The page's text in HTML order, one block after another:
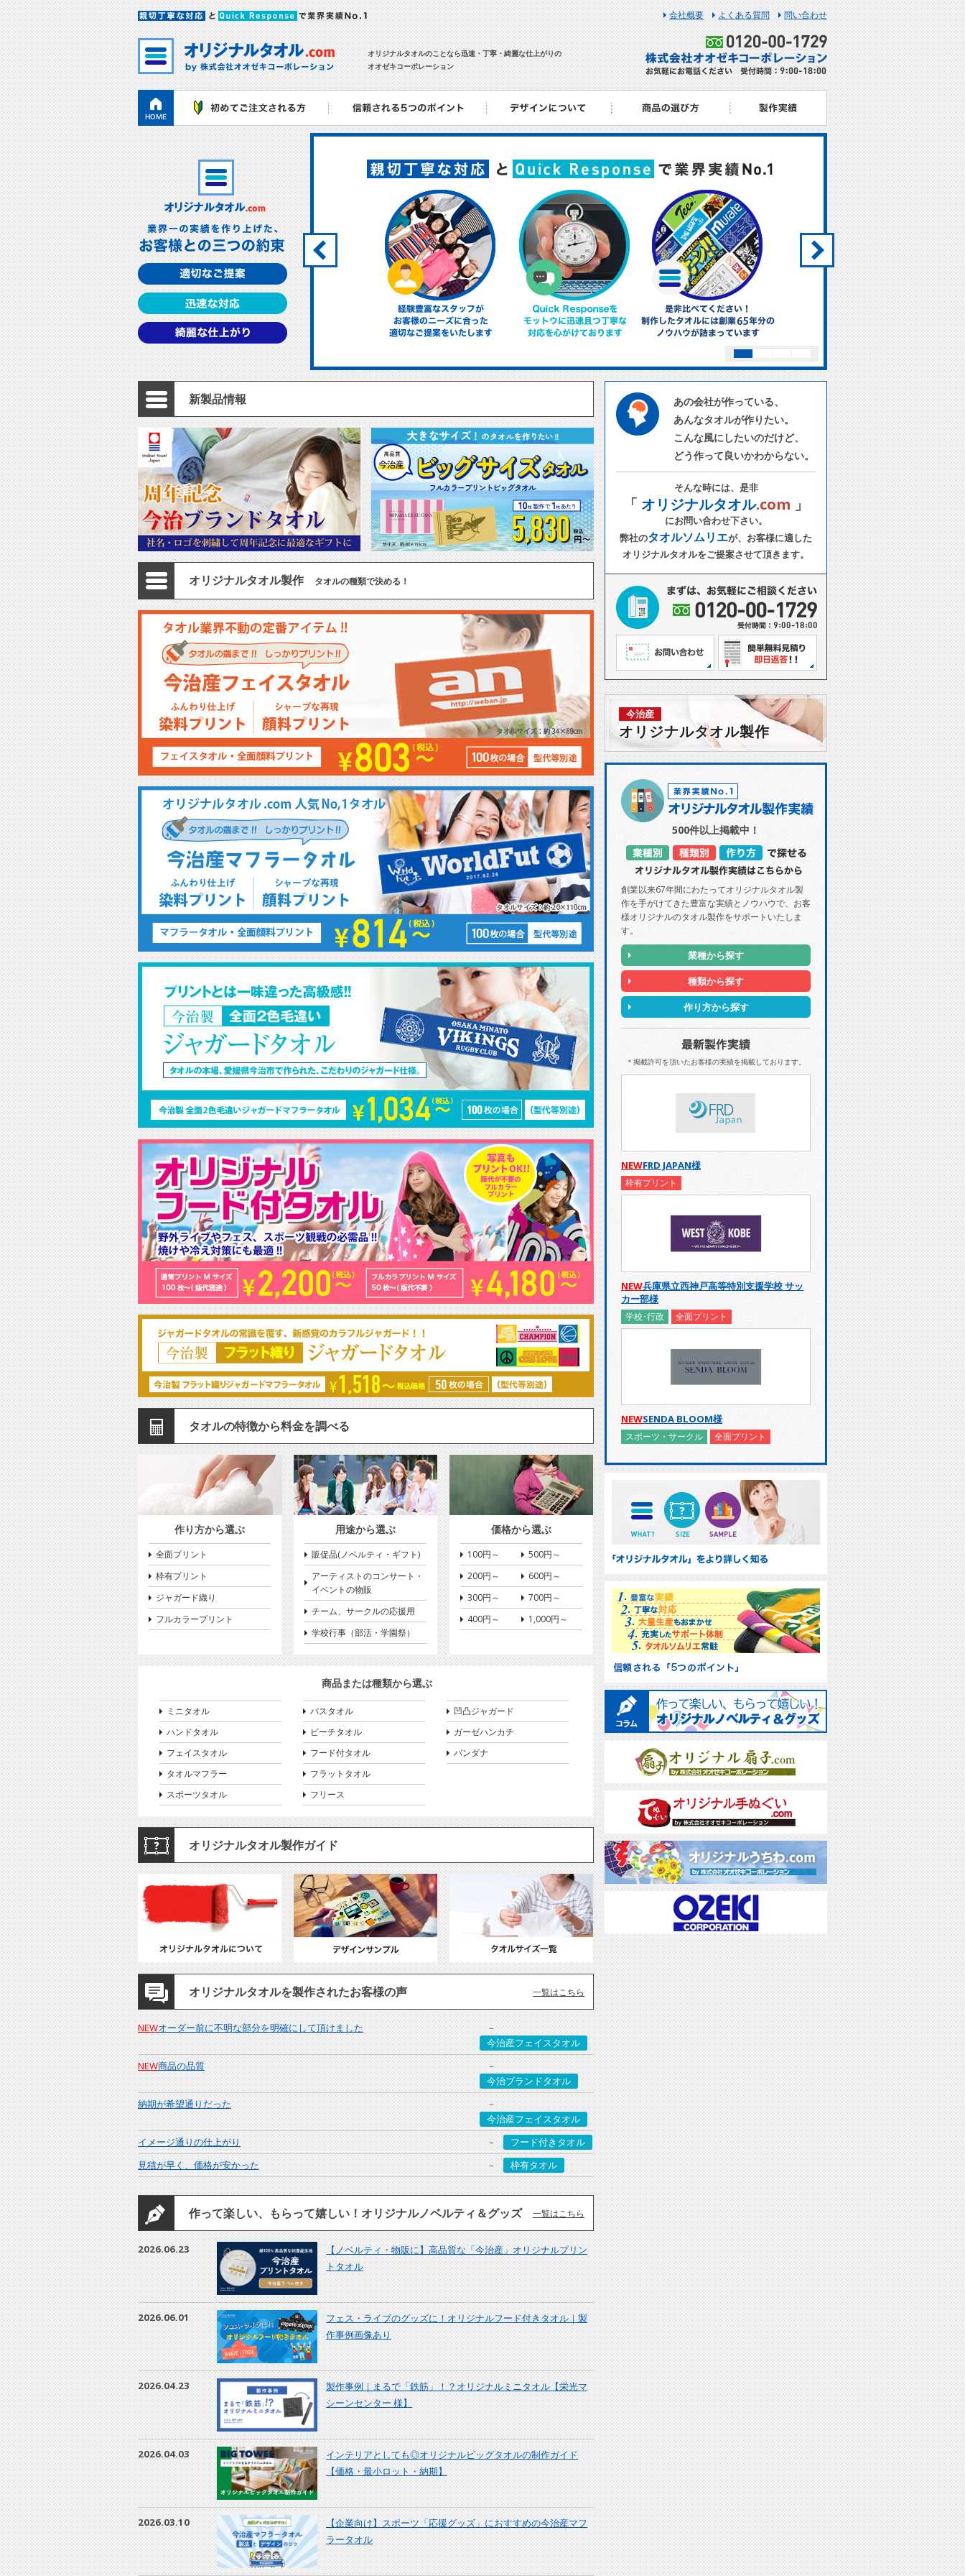
オリジナルタオルのことなら迅速・丁寧・綺麗な仕上がりの
オオゼキコーポレーション
問い合わせ
よくある質問
会社概要
あの会社が作っている、
あんなタオルが作りたい。
こんな風にしたいのだけど、
どう作って良いかわからない。
そんな時には、是非
「 オリジナルタオル.com 」
にお問い合わせ下さい。
弊社のタオルソムリエが、お客様に適した
オリジナルタオルをご提案させて頂きます。
今治産
オリジナルタオル製作
500件以上掲載中！
創業以来67年間にわたってオリジナルタオル製
作を手がけてきた豊富な実績とノウハウで、お客
様オリジナルのタオル製作をサポートいたしま
す。
業種から探す
種類から探す
作り方から探す
＊掲載許可を頂いたお客様の実績を掲載しております。
NEWFRD JAPAN様
枠有プリント
NEW兵庫県立西神戸高等特別支援学校 サッ
カー部様
学校･行政 全面プリント
NEWSENDA BLOOM様
スポーツ・サークル 全面プリント
新製品情報
オリジナルタオル製作 タオルの種類で決める！
タオルの特徴から料金を調べる
作り方から選ぶ
全面プリント
枠有プリント
ジャガード織り
フルカラープリント
用途から選ぶ
販促品(ノベルティ・ギフト)
アーティストのコンサート・
イベントの物販
チーム、サークルの応援用
学校行事（部活・学園祭）
価格から選ぶ
100円～
500円～
200円～
600円～
300円～
700円～
400円～
1,000円～
商品または種類から選ぶ
ミニタオル
ハンドタオル
フェイスタオル
タオルマフラー
スポーツタオル
バスタオル
ビーチタオル
フード付タオル
フラットタオル
フリース
凹凸ジャガード
ガーゼハンカチ
バンダナ
オリジナルタオル製作ガイド
オリジナルタオルを製作されたお客様の声 一覧はこちら
NEWオーダー前に不明な部分を明確にして頂けました
今治産フェイスタオル
NEW商品の品質
今治ブランドタオル
納期が希望通りだった
今治産フェイスタオル
イメージ通りの仕上がり
フード付きタオル
見積が早く、価格が安かった
枠有タオル
作って楽しい、もらって嬉しい！オリジナルノベルティ＆グッズ 一覧はこちら
2026.06.23
【ノベルティ・物販に】高品質な「今治産」オリジナルプリン
トタオル
2026.06.01
フェス・ライブのグッズに！オリジナルフード付きタオル｜製
作事例画像あり
2026.04.23
製作事例｜まるで「鉄筋」！？オリジナルミニタオル【栄光マ
シーンセンター 様】
2026.04.03
インテリアとしても◎オリジナルビッグタオルの制作ガイド
【価格・最小ロット・納期】
2026.03.10
【企業向け】スポーツ「応援グッズ」におすすめの今治産マフ
ラータオル